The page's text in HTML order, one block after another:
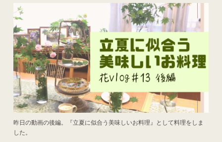
昨日の動画の後編。『立夏に似合う美味しいお料理』として料理をしま
した。